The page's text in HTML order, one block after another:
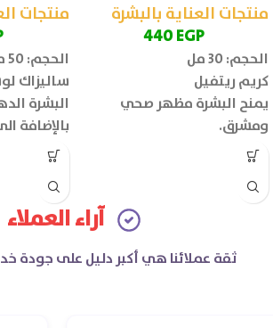
منتجات العناية بالبشرة
440EGP
الحجم: 30 مل
كريم ريتفيل
يمنح البشرة مظهر صحي
ومشرق.
يعزز تجديد خلايا البشرة ويحسن
منتجات
الحجم: 50 مل
ساليزاك
البشرة
بالإضافة
وتوحيد
آراء العملاء
ثقة عملائنا هي أكبر دليل على جودة